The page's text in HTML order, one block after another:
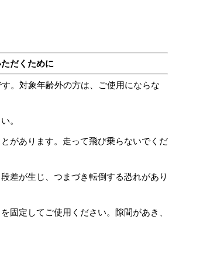
だくために
。対象年齢外の方は、ご使用にならな
。
があります。走って飛び乗らないでくだ
差が生じ、つまづき転倒する恐れがあり
固定してご使用ください。隙間があき、